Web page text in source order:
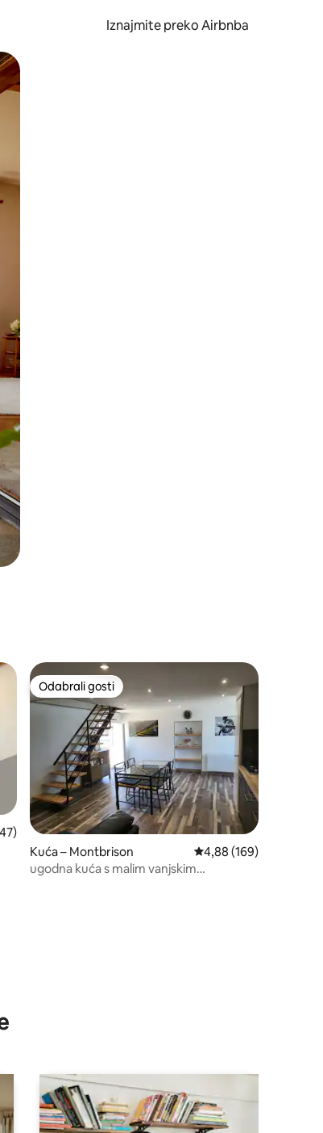
Iznajmite preko Airbnba
prstom po zaslonu.
ocjena: 4,85/5, recenzija: 47
Odabrali gosti
Odabrali gosti
Kuća – Montbrison Prosječna ocjena:
4,88 (169)
ugodna kuća s malim vanjskim